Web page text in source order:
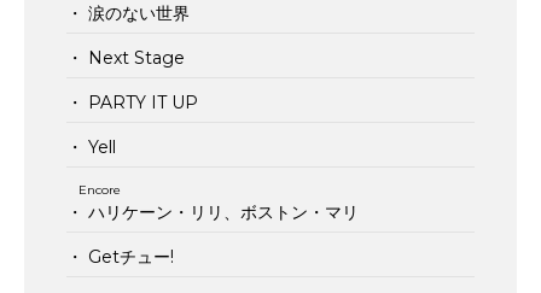
・ 涙のない世界
・ Next Stage
・ PARTY IT UP
・ Yell
Encore
・ ハリケーン・リリ、ボストン・マリ
・ Getチュー!